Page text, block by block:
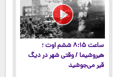
ساعت ۸:۱۵ ششم اوت ؛
هیروشیما / وقتی شهر در دیگ
قیر می‌جوشید